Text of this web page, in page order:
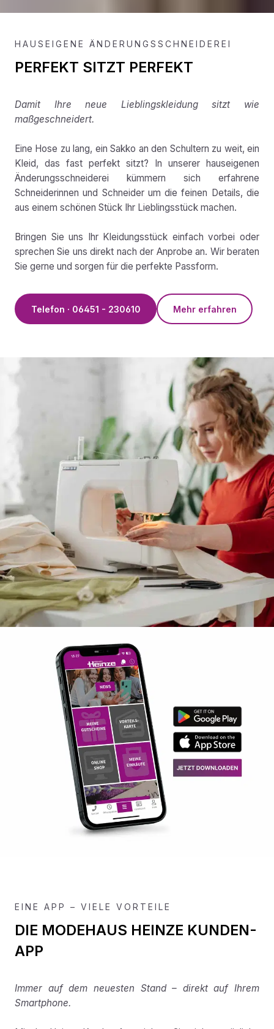
HAUSEIGENE ÄNDERUNGSSCHNEIDEREI
PERFEKT SITZT PERFEKT
Damit Ihre neue Lieblingskleidung sitzt wie
maßgeschneidert.
Eine Hose zu lang, ein Sakko an den Schultern zu weit, ein
Kleid, das fast perfekt sitzt? In unserer hauseigenen
Änderungsschneiderei kümmern sich erfahrene
Schneiderinnen und Schneider um die feinen Details, die
aus einem schönen Stück Ihr Lieblingsstück machen.
Bringen Sie uns Ihr Kleidungsstück einfach vorbei oder
sprechen Sie uns direkt nach der Anprobe an. Wir beraten
Sie gerne und sorgen für die perfekte Passform.
Telefon · 06451 - 230610 Mehr erfahren
EINE APP – VIELE VORTEILE
DIE MODEHAUS HEINZE KUNDEN-
APP
Immer auf dem neuesten Stand – direkt auf Ihrem
Smartphone.